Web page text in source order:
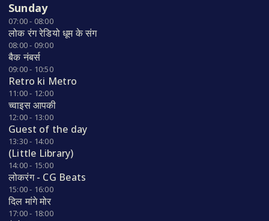
Sunday
07:00 - 08:00
लोक रंग रेडियो धूम के संग
08:00 - 09:00
बैक नंबर्स
09:00 - 10:50
Retro ki Metro
11:00 - 12:00
च्वाइस आपकी
12:00 - 13:00
Guest of the day
13:30 - 14:00
(Little Library)
14:00 - 15:00
लोकरंग - CG Beats
15:00 - 16:00
दिल मांगे मोर
17:00 - 18:00